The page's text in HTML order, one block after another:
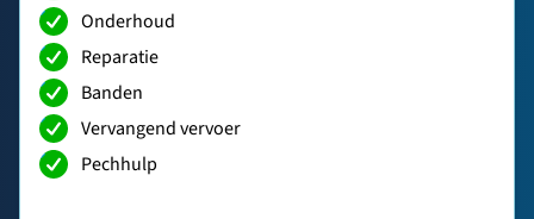
Onderhoud
Reparatie
Banden
Vervangend vervoer
Pechhulp